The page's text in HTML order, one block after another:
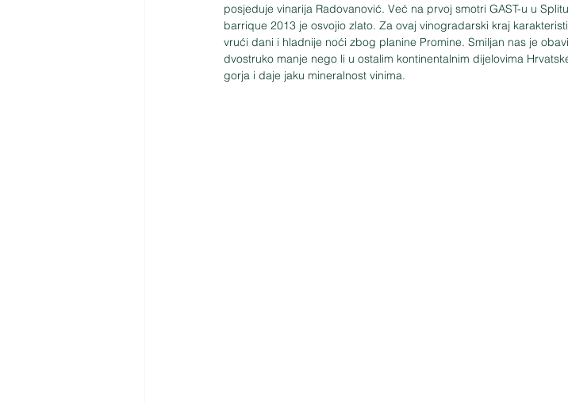
posjeduje vinarija Radovanović. Već na prvoj smotri GAST-u u
barrique 2013 je osvojio zlato. Za ovaj vinogradarski kraj
vrući dani i hladnije noći zbog planine Promine. Smiljan nas je
dvostruko manje nego li u ostalim kontinentalnim dijelovima
gorja i daje jaku mineralnost vinima.